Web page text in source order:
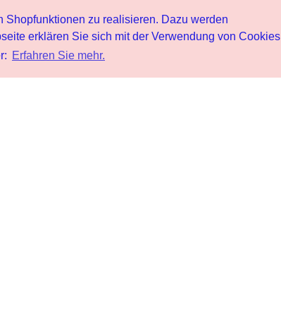
zu realisieren. Dazu werden
erklären Sie sich mit der Verwendung von Cookies
Erfahren Sie mehr.